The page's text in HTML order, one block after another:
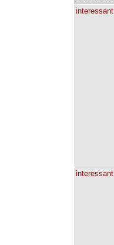
interessant
interessant